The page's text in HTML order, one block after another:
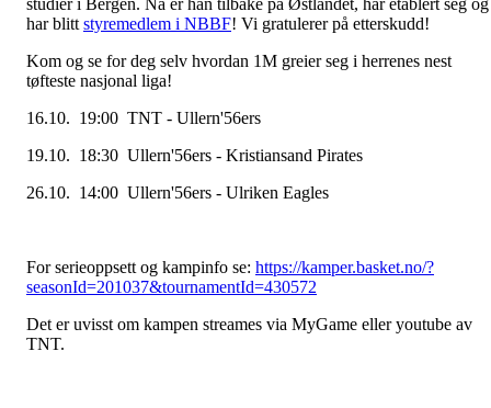
har blitt styremedlem i NBBF! Vi gratulerer på etterskudd!
Kom og se for deg selv hvordan 1M greier seg i herrenes nest
tøfteste nasjonal liga!
16.10. 19:00 TNT - Ullern'56ers
19.10. 18:30 Ullern'56ers - Kristiansand Pirates
26.10. 14:00 Ullern'56ers - Ulriken Eagles
For serieoppsett og kampinfo se: https://kamper.basket.no/?
seasonId=201037&tournamentId=430572
Det er uvisst om kampen streames via MyGame eller youtube av
TNT.